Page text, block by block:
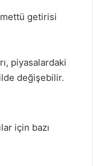
getirisi
piyasalardaki
değişebilir.
için bazı